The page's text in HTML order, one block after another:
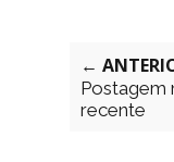
←
Postagem
recente